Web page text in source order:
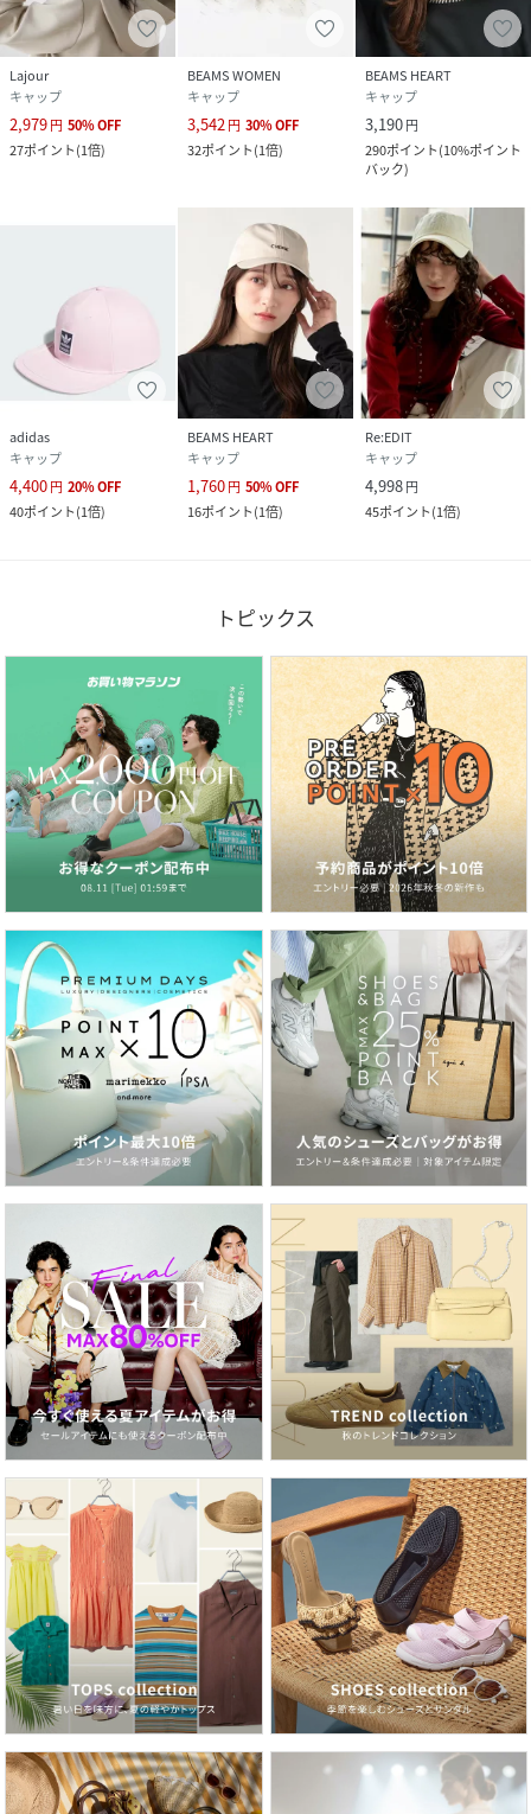
Lajour
キャップ
2,979円 50%OFF
27ポイント(1倍)
BEAMS WOMEN
キャップ
3,542円 30%OFF
32ポイント(1倍)
BEAMS HEART
キャップ
3,190円
290ポイント(10%ポイント
バック)
adidas
キャップ
4,400円 20%OFF
40ポイント(1倍)
BEAMS HEART
キャップ
1,760円 50%OFF
16ポイント(1倍)
Re:EDIT
キャップ
4,998円
45ポイント(1倍)
トピックス